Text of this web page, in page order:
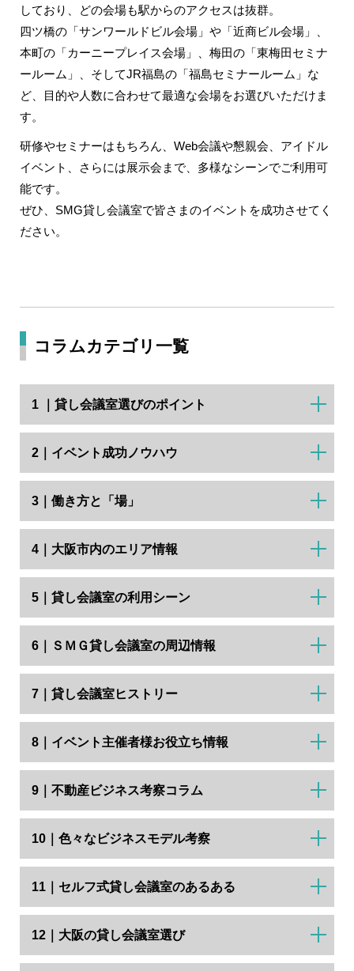
しており、どの会場も駅からのアクセスは抜群。
四ツ橋の「サンワールドビル会場」や 「近商ビル会場」
本町の 「カーニープレイス会場」 、梅田の 「東梅田セミナ
ールーム」
、そしてJR福島の 「福島セミナールーム」な
ど、目的や人数に合わせて最適な会場をお選びいただけま
す。
研修やセミナーはもちろん、Web会議や懇親会、アイドル
イベント、さらには展示会まで、多様なシーンでご利用可
能です。
ぜひ、SMG貸し会議室で皆さまのイベントを成功させてく
ださい。
コラムカテゴリ一覧
1 ｜貸し会議室選びのポイント
2｜イベント成功ノウハウ
3｜働き方と「場」
4｜大阪市内のエリア情報
5｜貸し会議室の利用シーン
6｜ＳＭＧ貸し会議室の周辺情報
7｜貸し会議室ヒストリー
8｜イベント主催者様お役立ち情報
9｜不動産ビジネス考察コラム
10｜色々なビジネスモデル考察
11｜セルフ式貸し会議室のあるある
12｜大阪の貸し会議室選び